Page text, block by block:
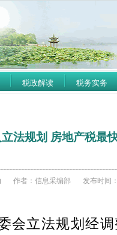
税政解读 税务实务
法规划 房地产税最
作者：信息采编部 发布时间
会立法规划经